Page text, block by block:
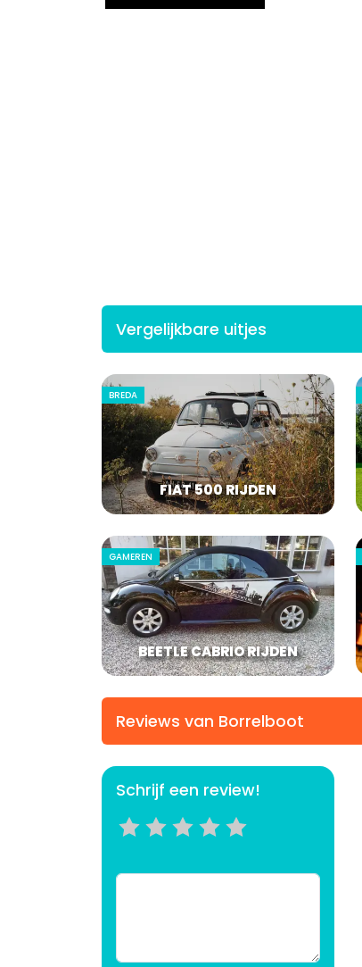
Vergelijkbare uitjes
BREDA
FIAT 500 RIJDEN
GAMEREN
BEETLE CABRIO RIJDEN
Reviews van Borrelboot
Schrijf een review!